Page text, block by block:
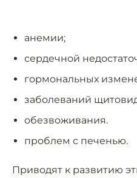
анемии;
сердечной
гормональных
заболеваний
обезвоживания.
проблем с печенью.
Приводят к развитию